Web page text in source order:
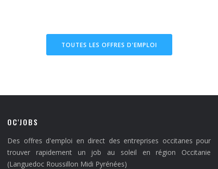
TOUTES LES OFFRES D'EMPLOI
OC'JOBS
Des offres d'emploi en direct des entreprises occitanes pour
trouver rapidement un job au soleil en région Occitanie
(Languedoc Roussillon Midi Pyrénées)